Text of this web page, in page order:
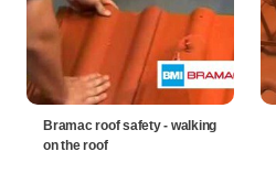
Bramac roof safety - walking
on the roof